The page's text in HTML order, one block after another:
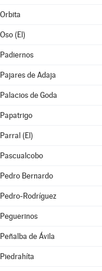
Orbita
Oso (El)
Padiernos
Pajares de Adaja
Palacios de Goda
Papatrigo
Parral (El)
Pascualcobo
Pedro Bernardo
Pedro-Rodríguez
Peguerinos
Peñalba de Ávila
Piedrahíta